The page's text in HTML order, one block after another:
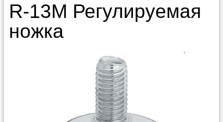
R-13М Регулируемая
ножка